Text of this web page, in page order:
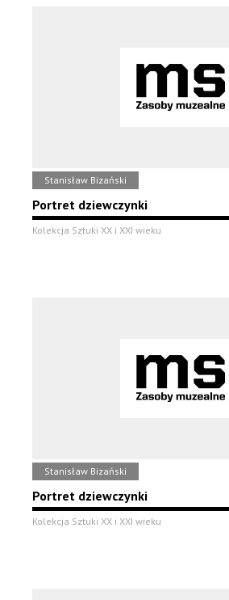
Stanisław Bizański
Portret dziewczynki
Kolekcja Sztuki XX i XXI wieku
Stanisław Bizański
Portret dziewczynki
Kolekcja Sztuki XX i XXI wieku